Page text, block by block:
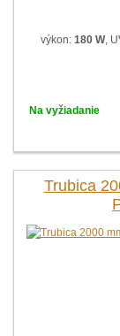
výkon: 180 W,
Na vyžiadanie
Trubica